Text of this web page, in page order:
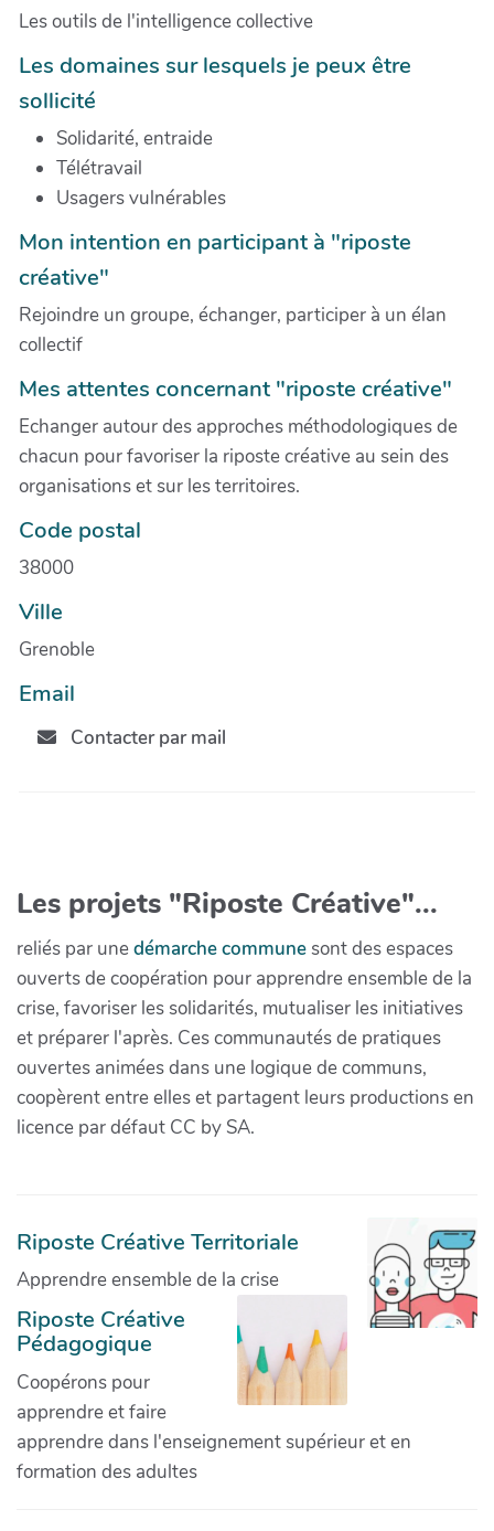
Les outils de l'intelligence collective
Les domaines sur lesquels je peux être
sollicité
Solidarité, entraide
Télétravail
Usagers vulnérables
Mon intention en participant à "riposte
créative"
Rejoindre un groupe, échanger, participer à un élan
collectif
Mes attentes concernant "riposte créative"
Echanger autour des approches méthodologiques de
chacun pour favoriser la riposte créative au sein des
organisations et sur les territoires.
Code postal
38000
Ville
Grenoble
Email
Contacter par mail
Les projets "Riposte Créative"...
reliés par unedémarche communesont des espaces
ouverts de coopération pour apprendre ensemble de la
crise, favoriser les solidarités, mutualiser les initiatives
et préparer l'après. Ces communautés de pratiques
ouvertes animées dans une logique de communs,
coopèrent entre elles et partagent leurs productions en
licence par défaut CC by SA.
Riposte Créative Territoriale
Apprendre ensemble de la crise
Riposte Créative
Pédagogique
Coopérons pour
apprendre et faire
apprendre dans l'enseignement supérieur et en
formation des adultes